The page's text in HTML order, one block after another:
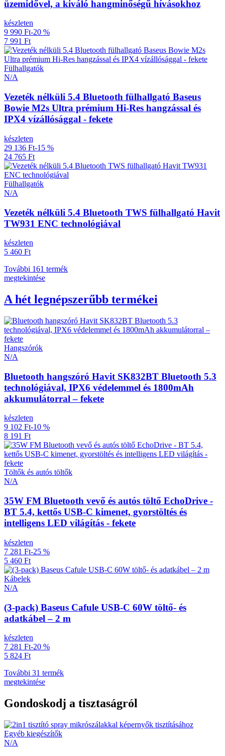
üzemidővel, a kiváló hangminőségű hívásokhoz
készleten
9 990 Ft-20 %
7 991 Ft
Fülhallgatók
N/A
Vezeték nélküli 5.4 Bluetooth fülhallgató Baseus
Bowie M2s Ultra prémium Hi-Res hangzással és
IPX4 vízállósággal - fekete
készleten
29 136 Ft-15 %
24 765 Ft
Fülhallgatók
N/A
Vezeték nélküli 5.4 Bluetooth TWS fülhallgató Havit
TW931 ENC technológiával
készleten
5 460 Ft
További 161 termék
megtekintése
A hét legnépszerűbb termékei
Hangszórók
N/A
Bluetooth hangszóró Havit SK832BT Bluetooth 5.3
technológiával, IPX6 védelemmel és 1800mAh
akkumulátorral – fekete
készleten
9 102 Ft-10 %
8 191 Ft
Töltők és autós töltők
N/A
35W FM Bluetooth vevő és autós töltő EchoDrive -
BT 5.4, kettős USB-C kimenet, gyorstöltés és
intelligens LED világítás - fekete
készleten
7 281 Ft-25 %
5 460 Ft
Kábelek
N/A
(3-pack) Baseus Cafule USB-C 60W töltő- és
adatkábel – 2 m
készleten
7 281 Ft-20 %
5 824 Ft
További 31 termék
megtekintése
Gondoskodj a tisztaságról
Egyéb kiegészítők
N/A